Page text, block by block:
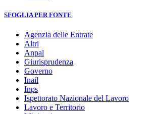
SFOGLIA PER FONTE
Agenzia delle Entrate
Altri
Anpal
Giurisprudenza
Governo
Inail
Inps
Ispettorato Nazionale del Lavoro
Lavoro e Territorio